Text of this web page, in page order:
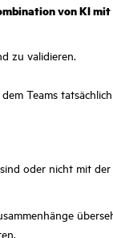
von KI
zu validieren.
Teams
oder nicht mit